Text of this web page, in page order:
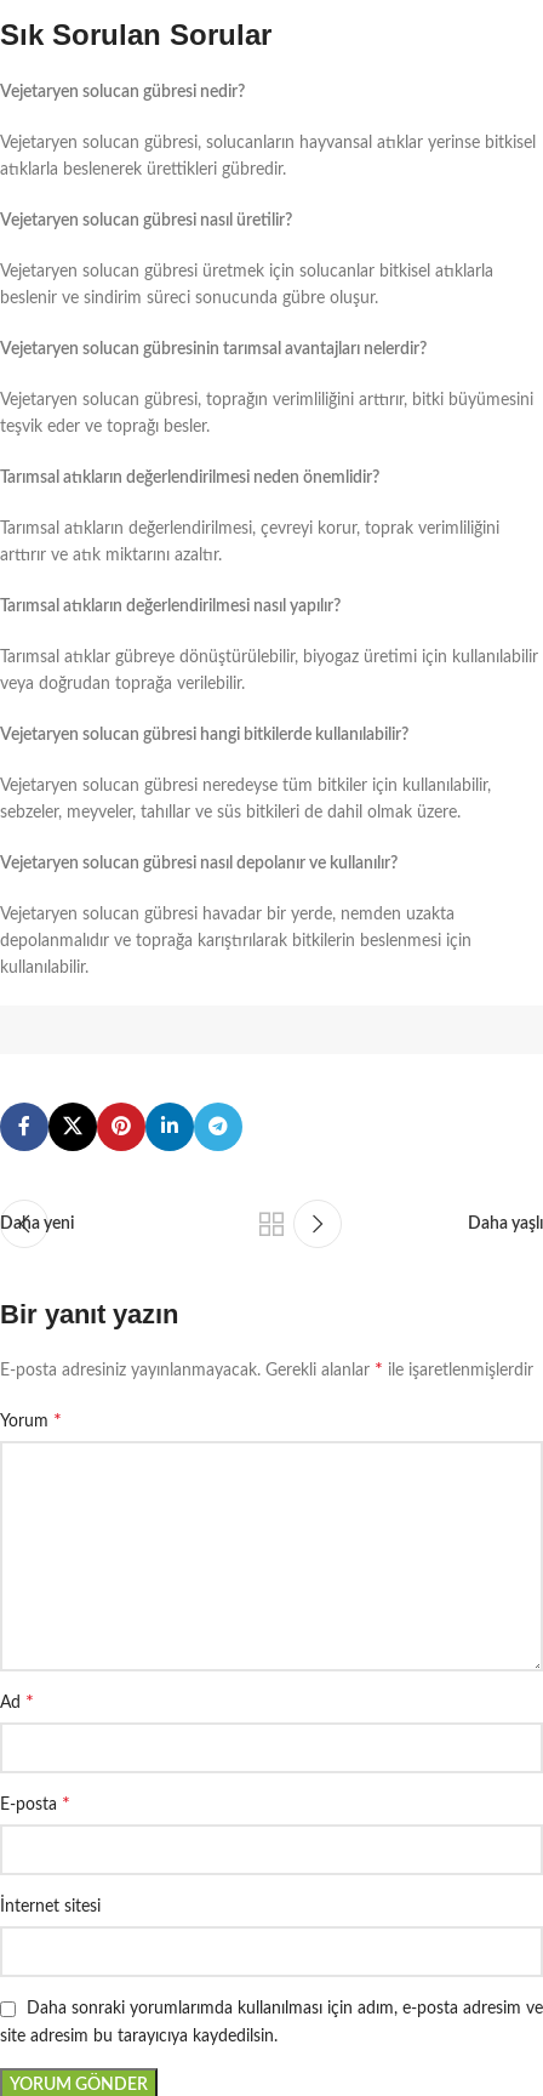
Sık Sorulan Sorular
Vejetaryen solucan gübresi nedir?
Vejetaryen solucan gübresi, solucanların hayvansal atıklar yerinse bitkisel
atıklarla beslenerek ürettikleri gübredir.
Vejetaryen solucan gübresi nasıl üretilir?
Vejetaryen solucan gübresi üretmek için solucanlar bitkisel atıklarla
beslenir ve sindirim süreci sonucunda gübre oluşur.
Vejetaryen solucan gübresinin tarımsal avantajları nelerdir?
Vejetaryen solucan gübresi, toprağın verimliliğini arttırır, bitki büyümesini
teşvik eder ve toprağı besler.
Tarımsal atıkların değerlendirilmesi neden önemlidir?
Tarımsal atıkların değerlendirilmesi, çevreyi korur, toprak verimliliğini
arttırır ve atık miktarını azaltır.
Tarımsal atıkların değerlendirilmesi nasıl yapılır?
Tarımsal atıklar gübreye dönüştürülebilir, biyogaz üretimi için kullanılabilir
veya doğrudan toprağa verilebilir.
Vejetaryen solucan gübresi hangi bitkilerde kullanılabilir?
Vejetaryen solucan gübresi neredeyse tüm bitkiler için kullanılabilir,
sebzeler, meyveler, tahıllar ve süs bitkileri de dahil olmak üzere.
Vejetaryen solucan gübresi nasıl depolanır ve kullanılır?
Vejetaryen solucan gübresi havadar bir yerde, nemden uzakta
depolanmalıdır ve toprağa karıştırılarak bitkilerin beslenmesi için
kullanılabilir.
Daha yeni Daha yaşlı
Bir yanıt yazın
E-posta adresiniz yayınlanmayacak. Gerekli alanlar * ile işaretlenmişlerdir
Yorum *
Ad *
E-posta *
İnternet sitesi
Daha sonraki yorumlarımda kullanılması için adım, e-posta adresim ve
site adresim bu tarayıcıya kaydedilsin.